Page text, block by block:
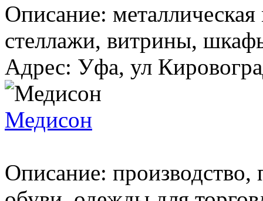
Описание:
стеллажи, витрины,
Адрес: Уфа, ул
Медисон
Описание: